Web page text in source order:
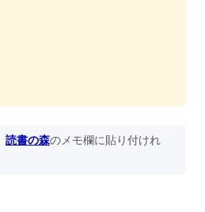
読書の森のメモ欄に貼り付けれ